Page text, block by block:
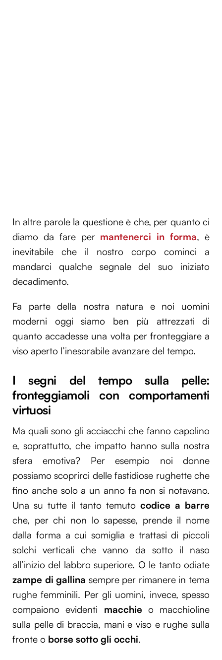
In altre parole la questione è che, per quanto ci
diamo da fare per mantenerci in forma, è
inevitabile che il nostro corpo cominci a
mandarci qualche segnale del suo iniziato
decadimento.
Fa parte della nostra natura e noi uomini
moderni oggi siamo ben più attrezzati di
quanto accadesse una volta per fronteggiare a
viso aperto l’inesorabile avanzare del tempo.
I segni del tempo sulla pelle:
fronteggiamoli con comportamenti
virtuosi
Ma quali sono gli acciacchi che fanno capolino
e, soprattutto, che impatto hanno sulla nostra
sfera emotiva? Per esempio noi donne
possiamo scoprirci delle fastidiose rughette che
fino anche solo a un anno fa non si notavano.
Una su tutte il tanto temuto codice a barre
che, per chi non lo sapesse, prende il nome
dalla forma a cui somiglia e trattasi di piccoli
solchi verticali che vanno da sotto il naso
all’inizio del labbro superiore. O le tanto odiate
zampe di gallina sempre per rimanere in tema
rughe femminili. Per gli uomini, invece, spesso
compaiono evidenti macchie o macchioline
sulla pelle di braccia, mani e viso e rughe sulla
fronte o borse sotto gli occhi.